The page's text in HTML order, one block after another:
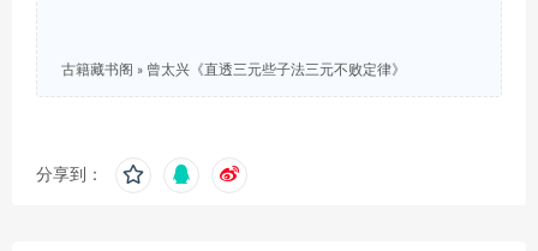
古籍藏书阁 » 曾太兴《直透三元些子法三元不败定律》
分享到：